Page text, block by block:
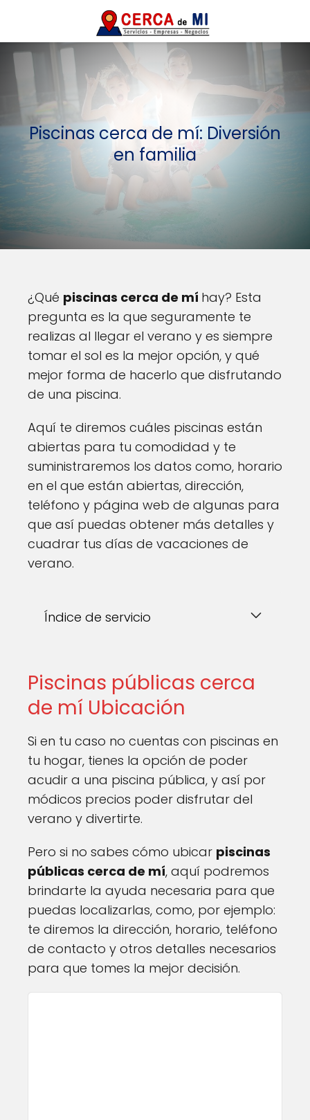
Piscinas cerca de mí: Diversión
en familia
¿Qué piscinas cerca de mí hay? Esta
pregunta es la que seguramente te
realizas al llegar el verano y es siempre
tomar el sol es la mejor opción, y qué
mejor forma de hacerlo que disfrutando
de una piscina.
Aquí te diremos cuáles piscinas están
abiertas para tu comodidad y te
suministraremos los datos como, horario
en el que están abiertas, dirección,
teléfono y página web de algunas para
que así puedas obtener más detalles y
cuadrar tus días de vacaciones de
verano.
Índice de servicio
Piscinas públicas cerca
de mí Ubicación
Si en tu caso no cuentas con piscinas en
tu hogar, tienes la opción de poder
acudir a una piscina pública, y así por
módicos precios poder disfrutar del
verano y divertirte.
Pero si no sabes cómo ubicar piscinas
públicas cerca de mí, aquí podremos
brindarte la ayuda necesaria para que
puedas localizarlas, como, por ejemplo:
te diremos la dirección, horario, teléfono
de contacto y otros detalles necesarios
para que tomes la mejor decisión.